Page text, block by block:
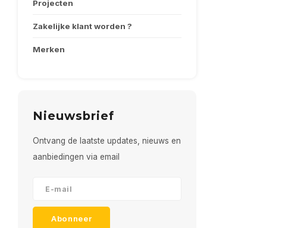
Projecten
Zakelijke klant worden ?
Merken
Nieuwsbrief
Ontvang de laatste updates, nieuws en
aanbiedingen via email
Abonneer